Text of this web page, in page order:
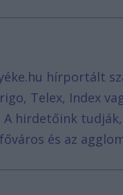
hírportált
Telex, Index
hirdetőink
és az